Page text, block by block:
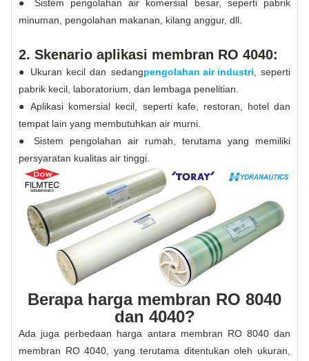
● Sistem pengolahan air komersial besar, seperti pabrik
minuman, pengolahan makanan, kilang anggur, dll.
2. Skenario aplikasi membran RO 4040:
● Ukuran kecil dan sedangpengolahan air industri , seperti
pabrik kecil, laboratorium, dan lembaga penelitian.
● Aplikasi komersial kecil, seperti kafe, restoran, hotel dan
tempat lain yang membutuhkan air murni.
● Sistem pengolahan air rumah, terutama yang memiliki
persyaratan kualitas air tinggi.
Berapa harga membran RO 8040
dan 4040?
Ada juga perbedaan harga antara membran RO 8040 dan
membran RO 4040, yang terutama ditentukan oleh ukuran,